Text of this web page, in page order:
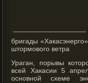
бригады
штормового ветра
Ураган, порывы
всей Хакасии 5
основной схеме